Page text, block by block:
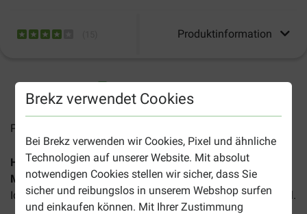
Brekz verwendet Cookies
Bei Brekz verwenden wir Cookies, Pixel und ähnliche
Technologien auf unserer Website. Mit absolut
notwendigen Cookies stellen wir sicher, dass Sie
sicher und reibungslos in unserem Webshop surfen
und einkaufen können. Mit Ihrer Zustimmung
Produktinformation
Preise inkl. MwSt zzgl.
Hill's Prescription Diet Metabolic Weight
Management Eintopf für Hunde hilft Ihrem Hund, sein
Idealgewicht zu halten und gibt ihm ein sättigendes Gefühl.